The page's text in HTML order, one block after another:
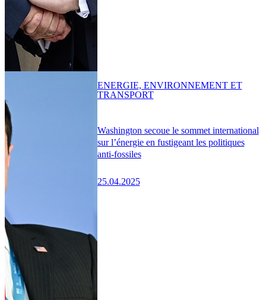
Washington secoue le sommet international
sur l’énergie en fustigeant les politiques
anti-fossiles
25.04.2025
ENERGIE, ENVIRONNEMENT ET
TRANSPORT